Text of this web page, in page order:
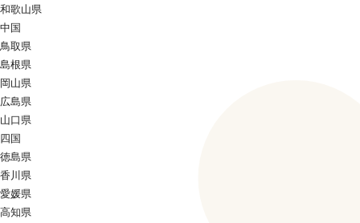
和歌山県
中国
鳥取県
島根県
岡山県
広島県
山口県
四国
徳島県
香川県
愛媛県
高知県